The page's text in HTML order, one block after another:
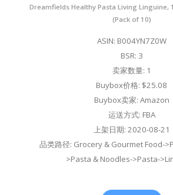
Dreamfields Healthy Pasta Living Linguine,
(Pack of 10)
ASIN: B004YN7Z0W
BSR: 3
卖家数量: 1
Buybox价格: $25.08
Buybox卖家: Amazon
运送方式: FBA
上架日期: 2020-08-21
品类路径: Grocery & Gourmet Food-
>Pasta & Noodles->Pasta-